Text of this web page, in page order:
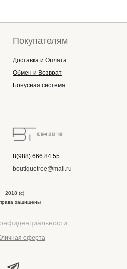
8(988) 666 84 55
boutiquetree@mail.ru
оферта
2018 (с)
защищены
Доставка и Оплата
Обмен и Возврат
Бонусная система
Покупателям